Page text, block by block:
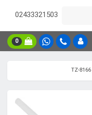
02433321503
0